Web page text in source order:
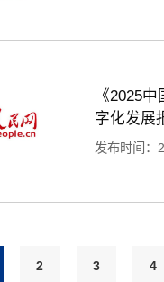
《2025
字化发展
发布时间：
2 3 4